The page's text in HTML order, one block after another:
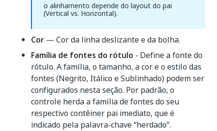
o alinhamento depende do layout do pai
(Vertical vs. Horizontal).
Cor — Cor da linha deslizante e da bolha.
Família de fontes do rótulo - Define a fonte do
rótulo. A família, o tamanho, a cor e o estilo das
fontes (Negrito, Itálico e Sublinhado) podem ser
configurados nesta seção. Por padrão, o
controle herda a família de fontes do seu
respectivo contêiner pai imediato, que é
indicado pela palavra-chave “herdado”.